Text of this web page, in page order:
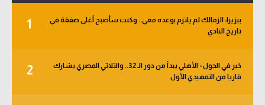
1
بيزيرا: الزمالك لم يلتزم بوعده معي.. وكنت سأصبح أغلى صفقة في
تاريخ النادي
2
خبر في الجول - الأهلي يبدأ من دور الـ 32.. والثلاثي المصري يشارك
قاريا من التمهيدي الأول